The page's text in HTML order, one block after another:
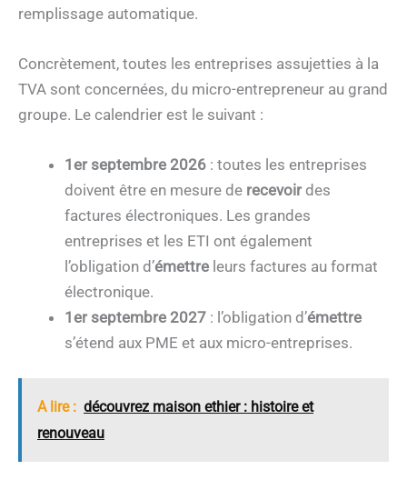
remplissage automatique.
Concrètement, toutes les entreprises assujetties à la
TVA sont concernées, du micro-entrepreneur au grand
groupe. Le calendrier est le suivant :
1er septembre 2026 : toutes les entreprises
doivent être en mesure de recevoirdes
factures électroniques. Les grandes
entreprises et les ETI ont également
l’obligation d’émettre leurs factures au format
électronique.
1er septembre 2027 : l’obligation d’émettre
s’étend aux PME et aux micro-entreprises.
A lire : découvrez maison ethier : histoire et
renouveau